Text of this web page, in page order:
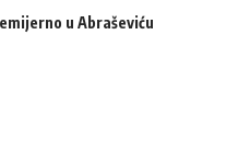
u Abraševiću